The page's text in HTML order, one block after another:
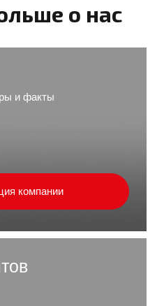
о нас
и факты
компании